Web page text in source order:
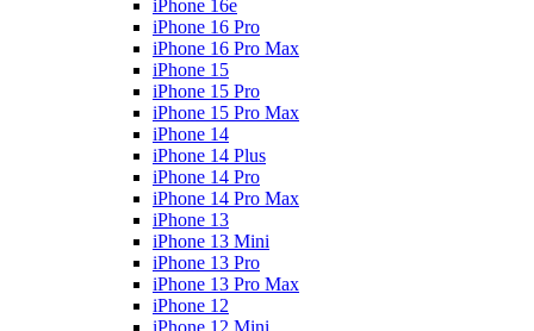
iPhone 16e
iPhone 16 Pro
iPhone 16 Pro Max
iPhone 15
iPhone 15 Pro
iPhone 15 Pro Max
iPhone 14
iPhone 14 Plus
iPhone 14 Pro
iPhone 14 Pro Max
iPhone 13
iPhone 13 Mini
iPhone 13 Pro
iPhone 13 Pro Max
iPhone 12
iPhone 12 Mini